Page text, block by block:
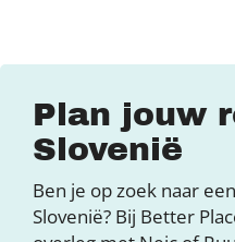
Plan jouw
Slovenië
Ben je op zoek naar
Slovenië? Bij Better